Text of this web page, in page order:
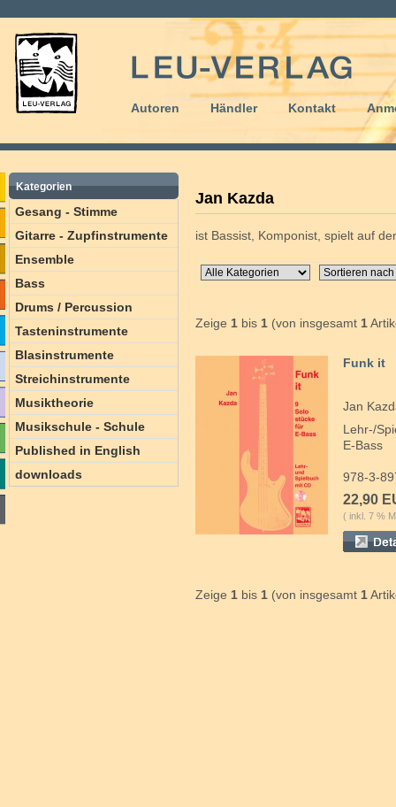
Autoren Händler Kontakt
Kategorien
Gesang - Stimme
Gitarre - Zupfinstrumente
Ensemble
Bass
Drums / Percussion
Tasteninstrumente
Blasinstrumente
Streichinstrumente
Musiktheorie
Musikschule - Schule
Published in English
downloads
Jan Kazda
ist Bassist, Komponist, spielt auf
Zeige 1 bis 1 (von insgesamt 1
Funk it
Jan
Lehr-/
E-Bass
978-3-
22,90
( inkl. 7 %
Zeige 1 bis 1 (von insgesamt 1